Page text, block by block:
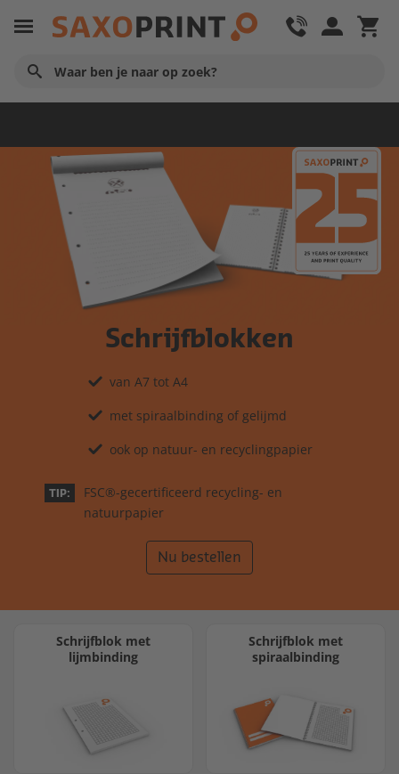
Schrijfblokken
van A7 tot A4
met spiraalbinding of gelijmd
ook op natuur- en recyclingpapier
TIP:
FSC®-gecertificeerd recycling- en
natuurpapier
Nu bestellen
Schrijfblok met
lijmbinding
Schrijfblok met
spiraalbinding